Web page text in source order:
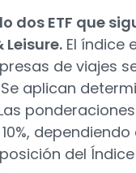
dos ETF que
Leisure. El índice
de viajes
Se aplican
del